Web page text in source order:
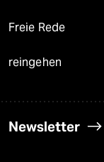
Freie Rede
reingehen
Newsletter